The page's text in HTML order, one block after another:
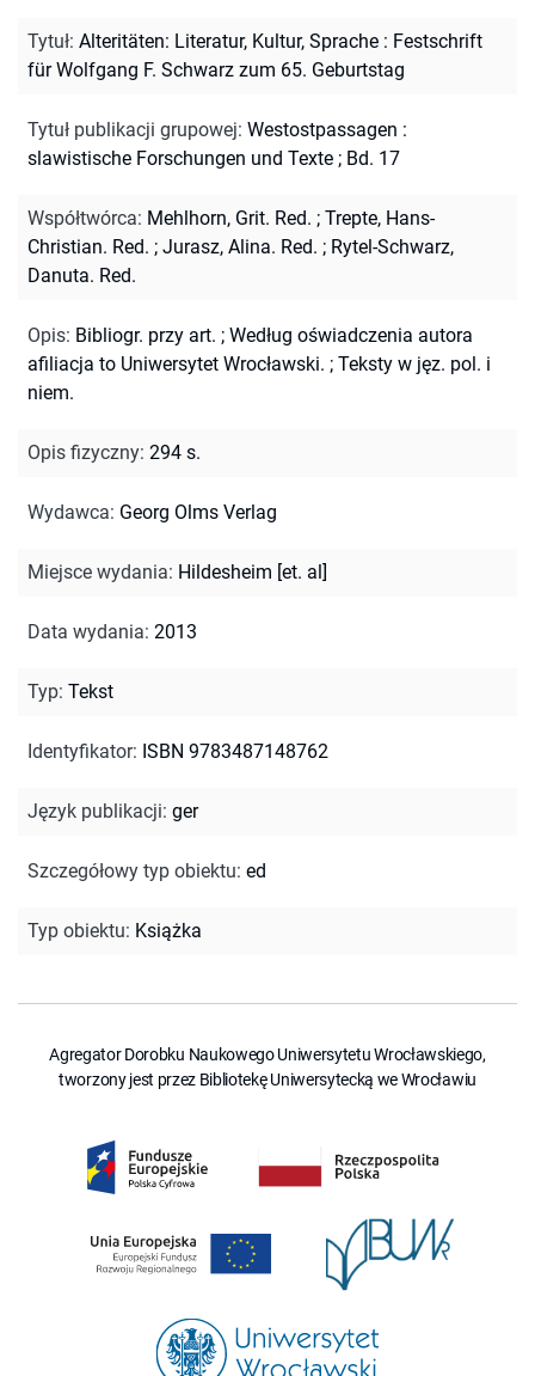
Tytuł: Alteritäten: Literatur, Kultur, Sprache : Festschrift
für Wolfgang F. Schwarz zum 65. Geburtstag
Tytuł publikacji grupowej: Westostpassagen :
slawistische Forschungen und Texte ; Bd. 17
Współtwórca: Mehlhorn, Grit. Red. ; Trepte, Hans-
Christian. Red. ; Jurasz, Alina. Red. ; Rytel-Schwarz,
Danuta. Red.
Opis: Bibliogr. przy art. ; Według oświadczenia autora
afiliacja to Uniwersytet Wrocławski. ; Teksty w jęz. pol. i
niem.
Opis fizyczny: 294 s.
Wydawca: Georg Olms Verlag
Miejsce wydania: Hildesheim [et. al]
Data wydania: 2013
Typ: Tekst
Identyfikator: ISBN 9783487148762
Język publikacji: ger
Szczegółowy typ obiektu: ed
Typ obiektu: Książka
Agregator Dorobku Naukowego Uniwersytetu Wrocławskiego,
tworzony jest przez Bibliotekę Uniwersytecką we Wrocławiu